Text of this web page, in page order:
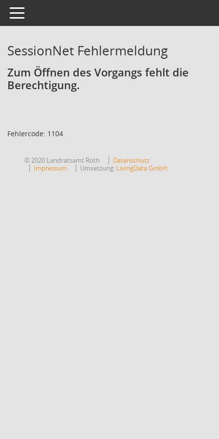
Toggle navigation
SessionNet Fehlermeldung
Zum Öffnen des Vorgangs fehlt die
Berechtigung.
Fehlercode: 1104
© 2020 Landratsamt Roth
Datenschutz
Impressum
Umsetzung: LivingData GmbH